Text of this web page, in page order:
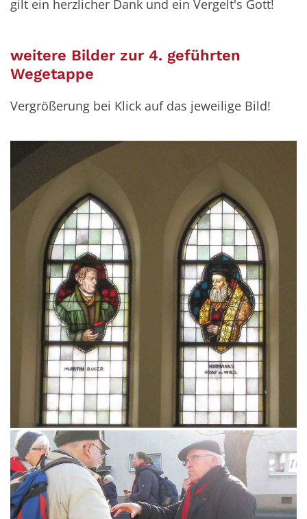
gilt ein herzlicher Dank und ein Vergelt's Gott!
weitere Bilder zur 4. geführten
Wegetappe
Vergrößerung bei Klick auf das jeweilige Bild!